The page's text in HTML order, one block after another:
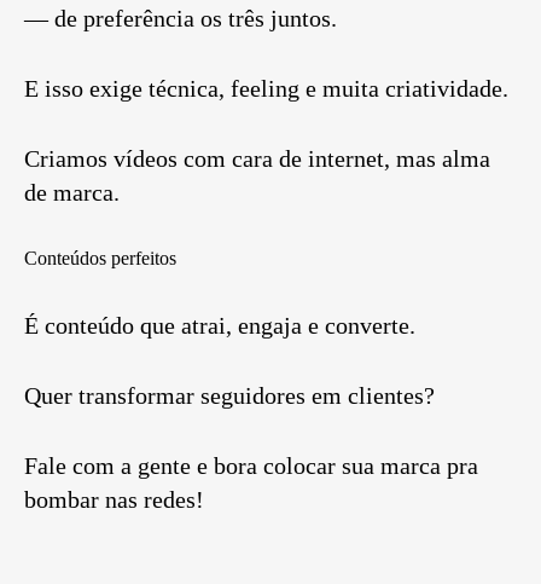
— de preferência os três juntos.
E isso exige técnica, feeling e muita criatividade.
Criamos vídeos com cara de internet, mas alma
de marca.
Conteúdos perfeitos
É conteúdo que atrai, engaja e converte.
Quer transformar seguidores em clientes?
Fale com a gente e bora colocar sua marca pra
bombar nas redes!